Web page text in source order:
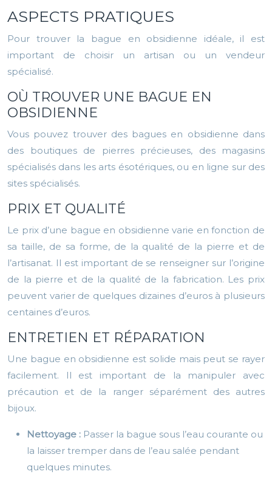
ASPECTS PRATIQUES
Pour trouver la bague en obsidienne idéale, il est
important de choisir un artisan ou un vendeur
spécialisé.
OÙ TROUVER UNE BAGUE EN
OBSIDIENNE
Vous pouvez trouver des bagues en obsidienne dans
des boutiques de pierres précieuses, des magasins
spécialisés dans les arts ésotériques, ou en ligne sur des
sites spécialisés.
PRIX ET QUALITÉ
Le prix d’une bague en obsidienne varie en fonction de
sa taille, de sa forme, de la qualité de la pierre et de
l’artisanat. Il est important de se renseigner sur l’origine
de la pierre et de la qualité de la fabrication. Les prix
peuvent varier de quelques dizaines d’euros à plusieurs
centaines d’euros.
ENTRETIEN ET RÉPARATION
Une bague en obsidienne est solide mais peut se rayer
facilement. Il est important de la manipuler avec
précaution et de la ranger séparément des autres
bijoux.
Nettoyage : Passer la bague sous l’eau courante ou
la laisser tremper dans de l’eau salée pendant
quelques minutes.